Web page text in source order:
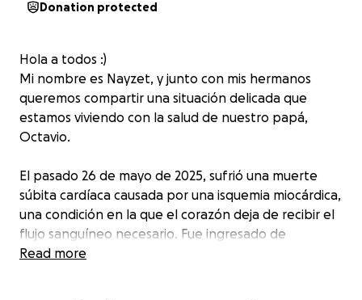
Donation protected
Hola a todos :)
Mi nombre es Nayzet, y junto con mis hermanos
queremos compartir una situación delicada que
estamos viviendo con la salud de nuestro papá,
Octavio.
El pasado 26 de mayo de 2025, sufrió una muerte
súbita cardíaca causada por una isquemia miocárdica,
una condición en la que el corazón deja de recibir el
flujo sanguíneo necesario. Fue ingresado de
emergencia al hospital, donde lograron estabilizarlo
Read more